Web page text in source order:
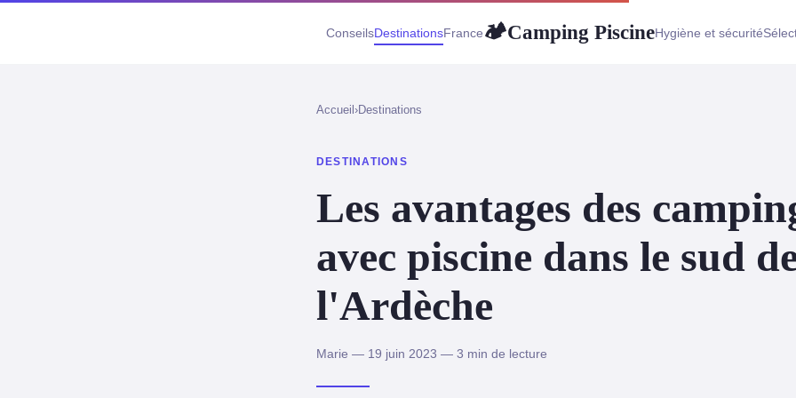
ConseilsDestinationsFrance🏕Camping PiscineHygiène et sécurité
Accueil ›Destinations
DESTINATIONS
Les avantages des
avec piscine dans le sud
l'Ardèche
Marie — 19 juin 2023 — 3 min de lecture